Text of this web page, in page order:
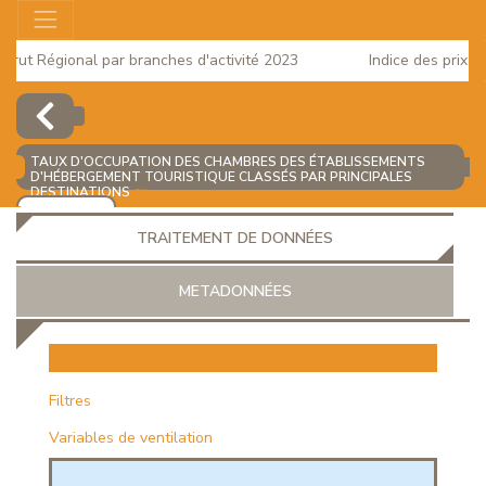
Régional par branches d'activité 2023
Indice des prix à la
TAUX D'OCCUPATION DES CHAMBRES DES ÉTABLISSEMENTS
D'HÉBERGEMENT TOURISTIQUE CLASSÉS PAR PRINCIPALES
DESTINATIONS(%)
AJOUTER
TRAITEMENT DE DONNÉES
METADONNÉES
Filtres
Variables de ventilation